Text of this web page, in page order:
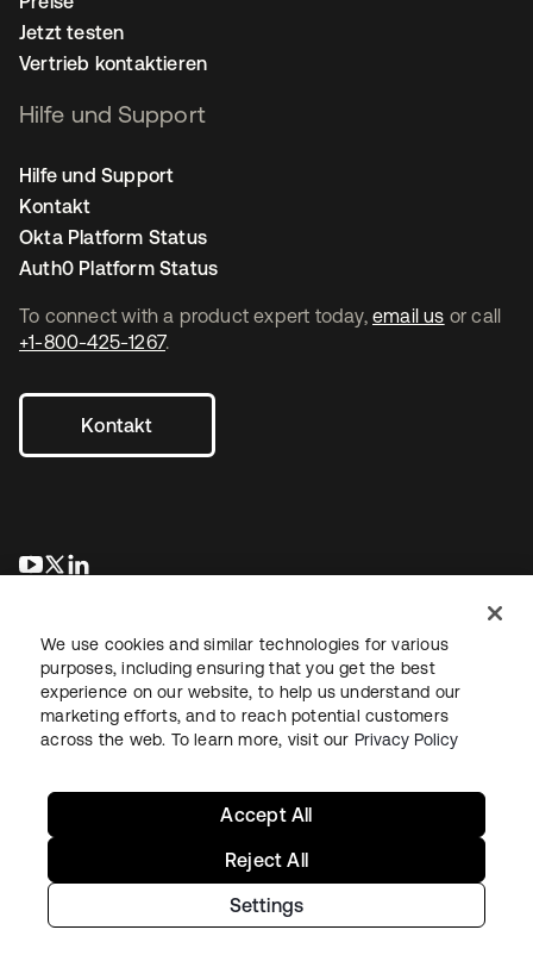
To connect with a product expert today, email us or call
+1-800-425-1267.
Kontakt
wird in einer neuen Registerkarte geöffnet
wird in einer neuen Registerkarte geöffnet
Jetzt testen
Vertrieb kontaktieren
Hilfe und Support
Hilfe und Support
Kontakt
Okta Platform Status
Auth0 Platform Status
RechtDatenschutzrichtlinieNutzungsbedingungenSicherheit
Copyright © 2026 Okta. Alle Rechte vorbehalten.
We use cookies and similar technologies for various
purposes, including ensuring that you get the best
experience on our website, to help us understand our
marketing efforts, and to reach potential customers
across the web. To learn more, visit our Privacy Policy
Settings
Reject All
Accept All